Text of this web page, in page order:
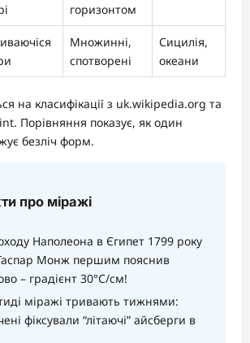
горизонтом
Множинні,
спотворені
Сицилія,
океани
на класифікації з uk.wikipedia.org та
Порівняння показує, як один
безліч форм.
про міражі
Наполеона в Єгипет 1799 року
Монж першим пояснив
– градієнт 30°C/см!
міражі тривають тижнями:
фіксували “літаючі” айсберги в